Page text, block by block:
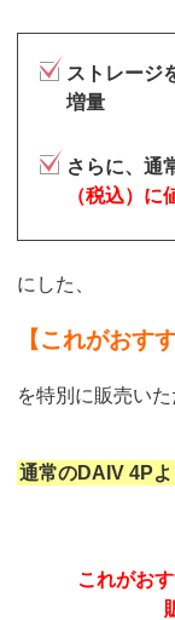
ストレージ
増量
さらに、通
（税込）に
にした、
【これがおす
を特別に販売い
通常のDAIV 4Pよ
これがお